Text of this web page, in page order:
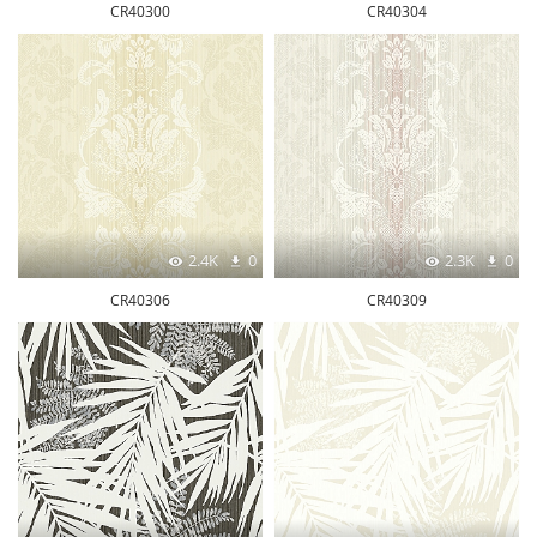
CR40300 CR40304
2.4K 0
CR40306
2.3K 0
CR40309